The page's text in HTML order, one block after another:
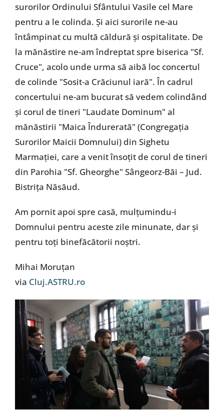
surorilor Ordinului Sfântului Vasile cel Mare
pentru a le colinda. Și aici surorile ne-au
întâmpinat cu multă căldură și ospitalitate. De
la mănăstire ne-am îndreptat spre biserica "Sf.
Cruce", acolo unde urma să aibă loc concertul
de colinde "Sosit-a Crăciunul iară". În cadrul
concertului ne-am bucurat să vedem colindând
și corul de tineri "Laudate Dominum" al
mănăstirii "Maica Îndurerată" (Congregația
Surorilor Maicii Domnului) din Sighetu
Marmației, care a venit însoțit de corul de tineri
din Parohia "Sf. Gheorghe" Sângeorz-Băi – Jud.
Bistrița Năsăud.
Am pornit apoi spre casă, mulțumindu-i
Domnului pentru aceste zile minunate, dar și
pentru toți binefăcătorii noștri.
Mihai Moruțan
via Cluj.ASTRU.ro